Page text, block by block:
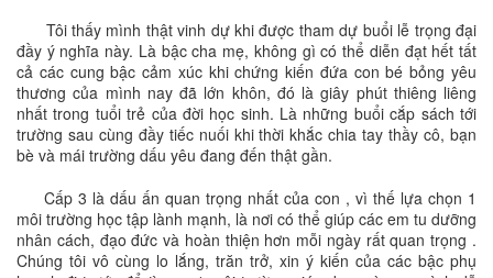
Tôi thấy mình thật vinh dự khi được tham dự buổi lễ trọng đại
đầy ý nghĩa này. Là bậc cha mẹ, không gì có thể diễn đạt hết tất
cả các cung bậc cảm xúc khi chứng kiến đứa con bé bỏng yêu
thương của mình nay đã lớn khôn, đó là giây phút thiêng liêng
nhất trong tuổi trẻ của đời học sinh. Là những buổi cắp sách tới
trường sau cùng đầy tiếc nuối khi thời khắc chia tay thầy cô, bạn
bè và mái trường dấu yêu đang đến thật gần.
Cấp 3 là dấu ấn quan trọng nhất của con , vì thế lựa chọn 1
môi trường học tập lành mạnh, là nơi có thể giúp các em tu dưỡng
nhân cách, đạo đức và hoàn thiện hơn mỗi ngày rất quan trọng .
Chúng tôi vô cùng lo lắng, trăn trở, xin ý kiến của các bậc phụ